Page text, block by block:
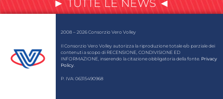
► TUTTE LE NEWS ◄
2008 – 2026 Consorzio Vero Volley
Il Consorzio Vero Volley autorizza la riproduzione totale e/o parziale dei
contenuti a scopo di RECENSIONE, CONDIVISIONE ED
INFORMAZIONE, inserendo la citazione obbligatoria della fonte. Privacy
Policy
P. IVA: 06315490968